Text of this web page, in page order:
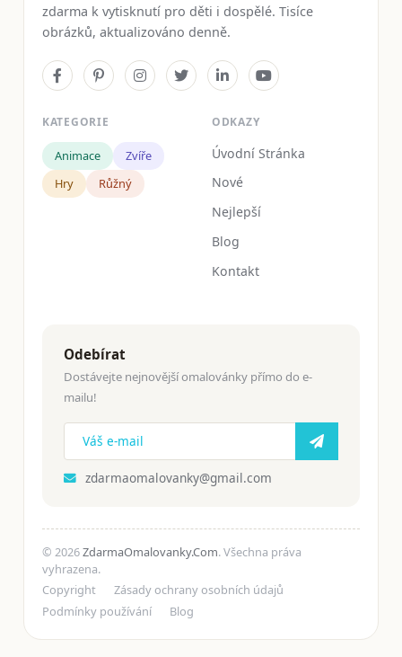
zdarma k vytisknutí pro děti i dospělé. Tisíce
obrázků, aktualizováno denně.
KATEGORIE
Animace
Zvíře
Hry
Růžný
ODKAZY
Úvodní Stránka
Nové
Nejlepší
Blog
Kontakt
Odebírat
Dostávejte nejnovější omalovánky přímo do e-
mailu!
zdarmaomalovanky@gmail.com
© 2026ZdarmaOmalovanky.Com. Všechna práva
vyhrazena.
Copyright
Zásady ochrany osobních údajů
Podmínky používání
Blog